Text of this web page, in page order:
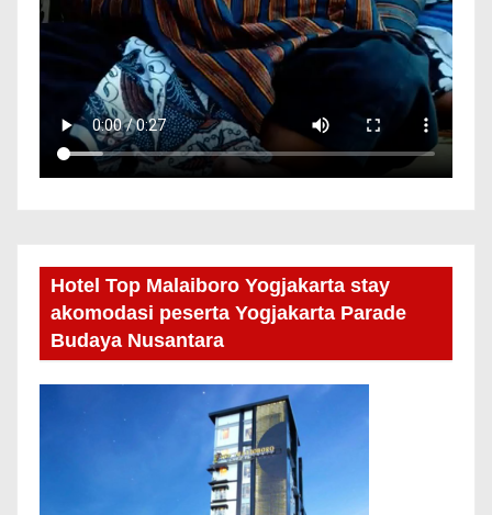
Hotel Top Malaiboro Yogjakarta stay
akomodasi peserta Yogjakarta Parade
Budaya Nusantara